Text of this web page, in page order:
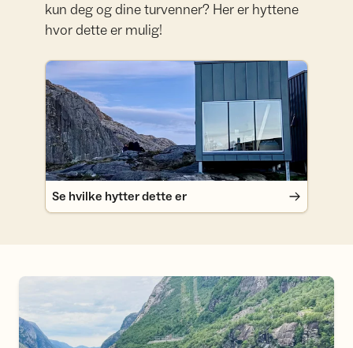
kun deg og dine turvenner? Her er hyttene
hvor dette er mulig!
Se hvilke hytter dette er
Se hvilke hytter dette er
Sommertilbud til DNT-familier!